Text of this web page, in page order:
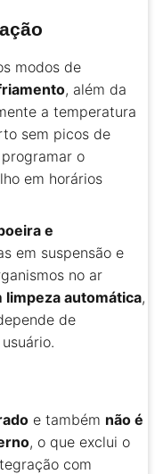
modos de
, além da
a temperatura
sem picos de
o
em horários
e
em suspensão e
no ar
limpeza automática,
de
e também não é
, o que exclui o
com